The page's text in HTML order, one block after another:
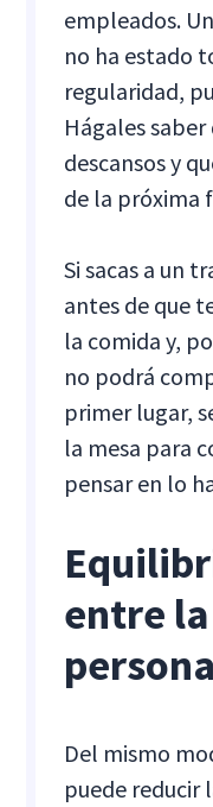
empleados.
no ha estado
regularidad,
Hágales
descansos y
de la próxima
Si sacas a un
antes de que
la comida y,
no podrá
primer lugar,
la mesa para
pensar en lo
entre
Del mismo
puede reducir